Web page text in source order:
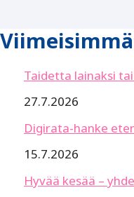
Taidetta lainaksi
27.7.2026
Digirata-hanke
15.7.2026
Hyvää kesää –